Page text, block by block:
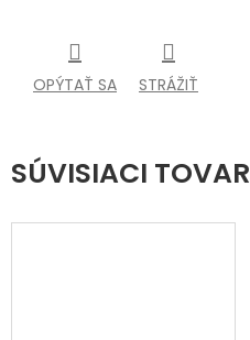
OPÝTAŤ SA STRÁŽIŤ
SÚVISIACI TOVAR